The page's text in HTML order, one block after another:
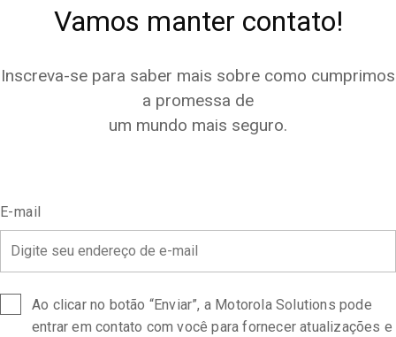
Vamos manter contato!
Inscreva-se para saber mais sobre como cumprimos
a promessa de
um mundo mais seguro.
E-mail
Ao clicar no botão “Enviar”, a Motorola Solutions pode
entrar em contato com você para fornecer atualizações e